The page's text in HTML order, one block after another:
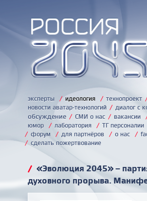
эксперты / идеология / технопроект
новости аватар-технологий / диалог с
обсуждение / СМИ о нас / вакансии
юмор / лаборатория / ТГ персоналии
/ форум / для партнёров / о нас /
/ сделать пожертвование
/ «Эволюция 2045» –
духовного прорыва.